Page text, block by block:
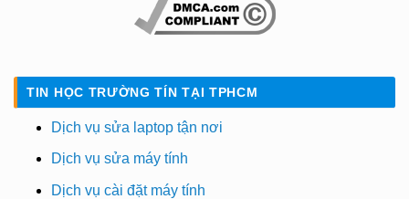
TIN HỌC TRƯỜNG TÍN TẠI TPHCM
Dịch vụ sửa laptop tận nơi
Dịch vụ sửa máy tính
Dịch vụ cài đặt máy tính